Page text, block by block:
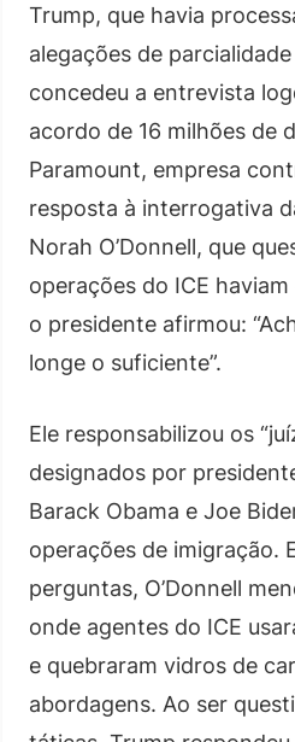
Trump, que havia
alegações de
concedeu a entrevista
acordo de 16 milhões de
Paramount, empresa
resposta à interrogativa
Norah O’Donnell, que
operações do ICE
o presidente afirmou:
longe o suficiente”.
Ele responsabilizou os
designados por
Barack Obama e Joe
operações de imigração.
perguntas, O’Donnell
onde agentes do ICE
e quebraram vidros de
abordagens. Ao ser